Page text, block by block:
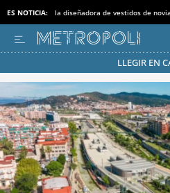
ES NOTICIA: la diseñadora de vestidos de
LLEGIR EN
Pásate al MODO